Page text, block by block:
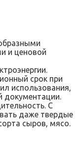
и ценовой
срок при
использования,
документации.
С
даже твердые
сыров, мясо.